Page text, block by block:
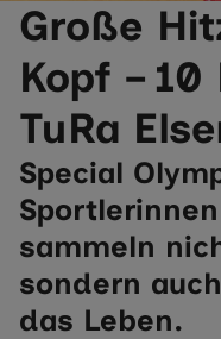
Große
Kopf –
TuRa
Special
sammeln
sondern
das Leben.